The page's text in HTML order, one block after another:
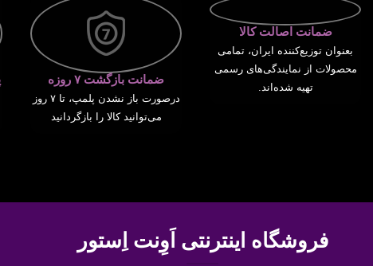
ضمانت اصالت کالا
بعنوان توزیع‌کننده ایران، تمامی
محصولات از نمایندگی‌های رسمی
تهیه شده‌اند.
ضمانت بازگشت ۷ روزه
درصورت باز نشدن پلمپ، تا ۷ روز
می‌توانید کالا را بازگردانید
فروشگاه اینترنتی اَوِنت اِستور